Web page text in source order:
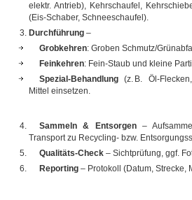
elektr. Antrieb), Kehrschaufel,
(Eis‑Schaber, Schneeschaufel).
Durchführung –
Grobkehren: Groben Schmutz/
Feinkehren: Fein‑Staub und kleine
Spezial‑Behandlung (z. B.
Mittel einsetzen.
Sammeln & Entsorgen–
Transport zu Recycling‑ bzw.
Qualitäts‑Check – Sichtprüfung, ggf.
Reporting – Protokoll (Datum, Strecke,